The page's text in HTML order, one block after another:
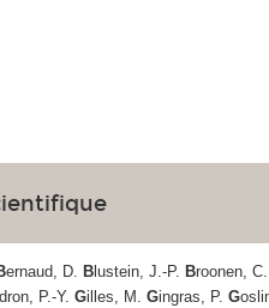
ernaud, D. B lustein, J.-P. Broonen, C.
P.-Y.Gilles, M.Gingras, P.G